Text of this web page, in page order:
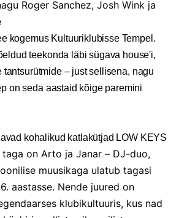
Roger Sanchez, Josh Wink ja
kogemus Kultuuriklubisse Tempel.
teekonda läbi sügava house'i,
tantsurütmide – just sellisena, nagu
on seda aastaid kõige paremini
kohalikud katlakütjad LOW KEYS
taga on Arto ja Janar – DJ-duo,
muusikaga ulatub tagasi
aastasse. Nende juured on
klubikultuuris, kus nad